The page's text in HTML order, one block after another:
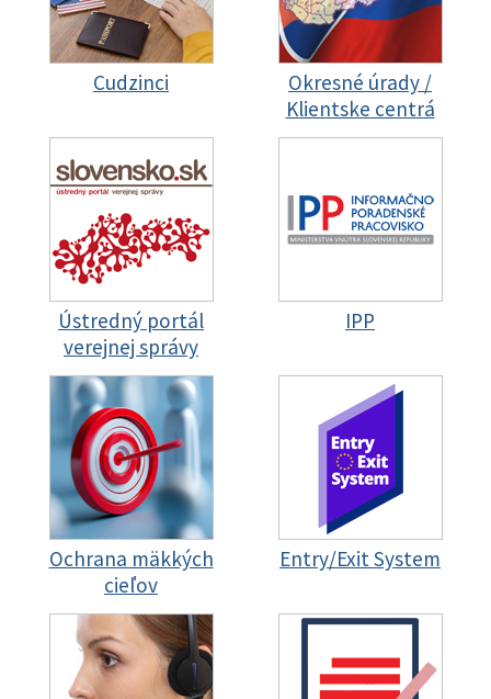
Cudzinci
Okresné úrady /
Klientske centrá
Ústredný portál
verejnej správy
IPP
Ochrana mäkkých
cieľov
Entry/Exit System